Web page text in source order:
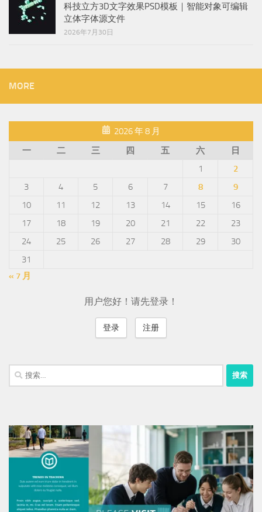
科技立方3D文字效果PSD模板｜智能对象可编辑
立体字体源文件
2026年7月30日
MORE
2026 年 8 月
一
二 三 四 五 六
日
1
2
3
4 5 6 7 8
9
10
11 12 13 14 15
16
17
18 19 20 21 22
23
24
25 26 27 28 29
30
31
« 7 月
用户您好！请先登录！
登录 注册
搜
索：